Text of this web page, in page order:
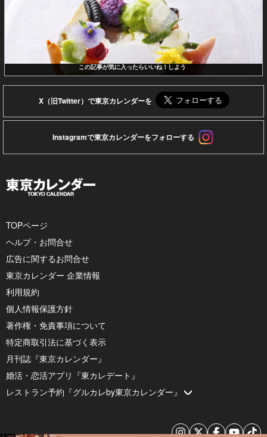
この記事が気に入ったらいいね！しよう
X（旧Twitter）で東京カレンダーを
Instagramで東京カレンダーをフォローする
TOPページ
ヘルプ・お問合せ
広告に関するお問合せ
東京カレンダー 企業情報
利用規約
個人情報保護方針
著作権・免責事項について
特定商取引法に基づく表示
月刊誌『東京カレンダー』
婚活・恋活アプリ『東カレデート』
レストラン予約『グルカレby東京カレンダー』